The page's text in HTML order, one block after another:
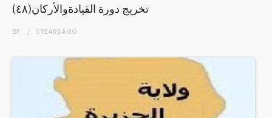
تخريج دورة القيادةوالأركان(٤٨)
BY 5 YEARSAGO